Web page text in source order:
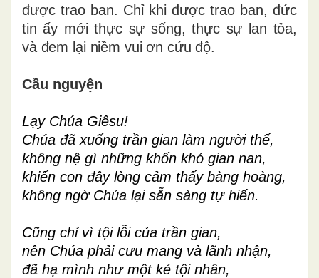
được trao ban. Chỉ khi được trao ban, đức
tin ấy mới thực sự sống, thực sự lan tỏa,
và đem lại niềm vui ơn cứu độ.
Cầu nguyện
Lạy Chúa Giêsu!
Chúa đã xuống trần gian làm người thế,
không nệ gì những khốn khó gian nan,
khiến con đây lòng cảm thấy bàng hoàng,
không ngờ Chúa lại sẵn sàng tự hiến.
Cũng chỉ vì tội lỗi của trần gian,
nên Chúa phải cưu mang và lãnh nhận,
đã hạ mình như một kẻ tội nhân,